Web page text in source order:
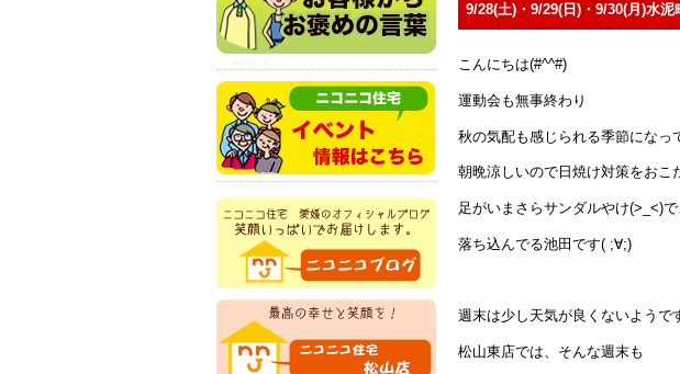
9/28(土)・9/29(日)・9/30(月)水
こんにちは(#^^#)
運動会も無事終わり
秋の気配も感じられる季節になっ
朝晩涼しいので日焼け対策をおこ
足がいまさらサンダルやけ(>_<)で
落ち込んでる池田です( ;∀;)
週末は少し天気が良くないようで
松山東店では、そんな週末も